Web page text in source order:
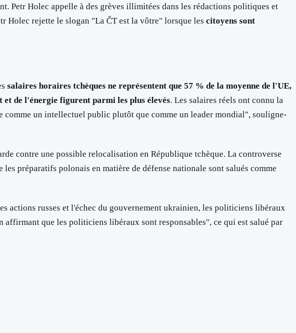
Petr Holec appelle à des grèves illimitées dans les rédactions politiques et
Holec rejette le slogan "La ČT est la vôtre" lorsque les citoyens sont
salaires horaires tchèques ne représentent que 57 % de la moyenne de l'UE,
et de l'énergie figurent parmi les plus élevés. Les salaires réels ont connu la
comme un intellectuel public plutôt que comme un leader mondial", souligne-
contre une possible relocalisation en République tchèque. La controverse
préparatifs polonais en matière de défense nationale sont salués comme
actions russes et l'échec du gouvernement ukrainien, les politiciens libéraux
que les politiciens libéraux sont responsables", ce qui est salué par